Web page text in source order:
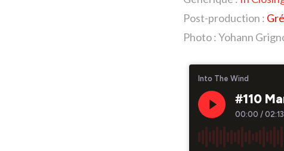
Post-production :
Photo :Yohann